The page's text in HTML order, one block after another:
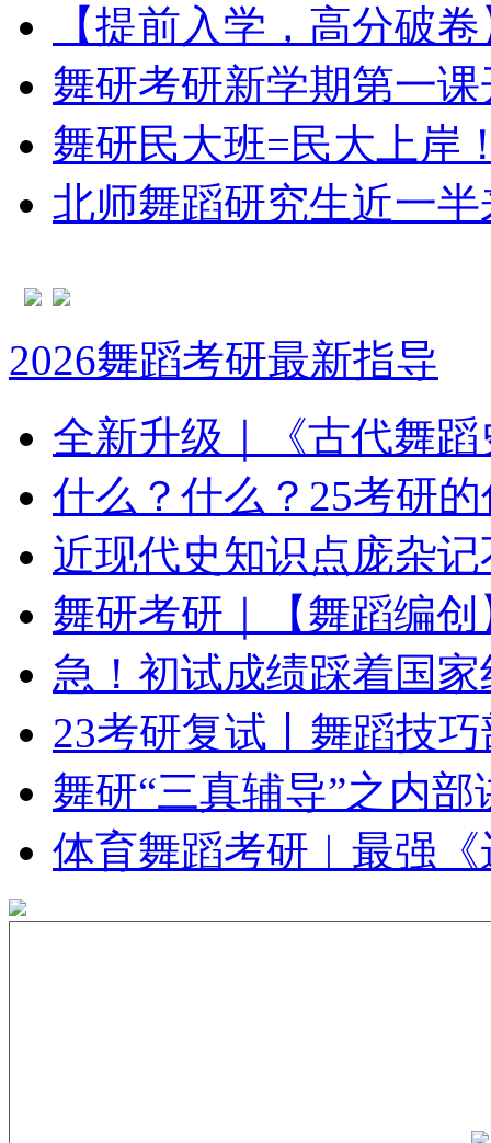
【提前入学，高分破
舞研考研新学期第一
舞研民大班=民大上岸
北师舞蹈研究生近一
2026舞蹈考研最新指导
全新升级｜《古代舞
什么？什么？25考研
近现代史知识点庞杂
舞研考研｜【舞蹈编
急！初试成绩踩着国
23考研复试丨舞蹈技
舞研“三真辅导”之内
体育舞蹈考研︱最强